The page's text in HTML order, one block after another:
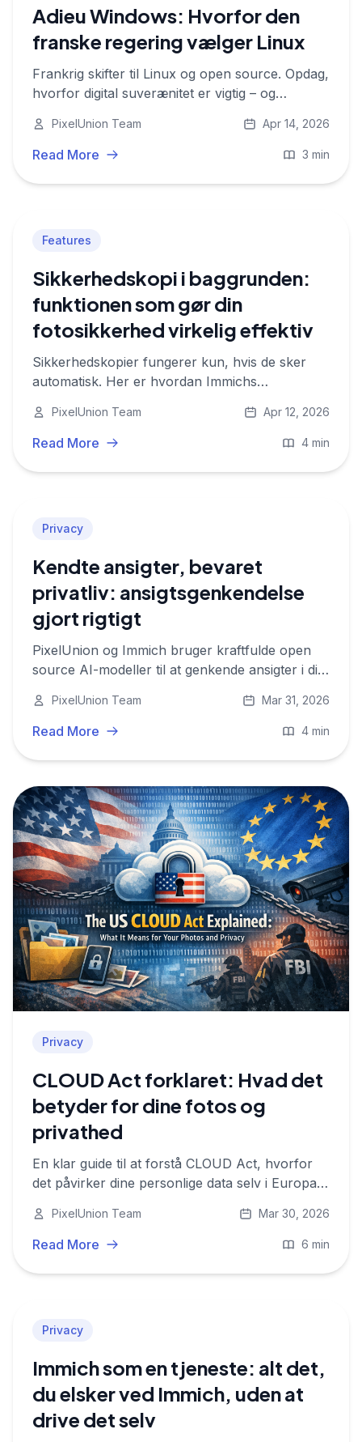
Adieu Windows: Hvorfor den
franske regering vælger Linux
Frankrig skifter til Linux og open source. Opdag,
hvorfor digital suverænitet er vigtig – og
værdier på dine fotos.
PixelUnion Team Apr 14, 2026
Read More 3 min
Features
Sikkerhedskopi i baggrunden:
funktionen som gør din
fotosikkerhed virkelig effektiv
Sikkerhedskopier fungerer kun, hvis de sker
automatisk. Her er hvordan Immichs
sikre automatisk, og hvordan du sikrer, at det
fortsætter med at fungere på din enhed.
PixelUnion Team Apr 12, 2026
Read More 4 min
Privacy
Kendte ansigter, bevaret
privatliv: ansigtsgenkendelse
gjort rigtigt
PixelUnion og Immich bruger kraftfulde open
source AI-modeller til at genkende ansigter i dit
og uden nogensinde at træne AI på dine data.
PixelUnion Team Mar 31, 2026
Read More 4 min
Privacy
CLOUD Act forklaret: Hvad det
betyder for dine fotos og
privathed
En klar guide til at forstå CLOUD Act, hvorfor
det påvirker dine personlige data selv i Europa,
PixelUnion Team Mar 30, 2026
Read More 6 min
Privacy
Immich som en tjeneste: alt det,
du elsker ved Immich, uden at
drive det selv